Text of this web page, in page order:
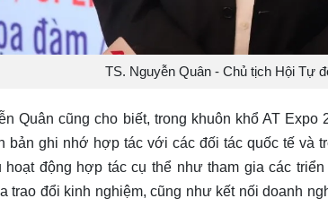
TS. Nguyễn Quân - Chủ tịch Hội Tự
Quân cũng cho biết, trong khuôn khổ AT
bản ghi nhớ hợp tác với các đối tác quốc tế và
hoạt động hợp tác cụ thể như tham gia các
trao đổi kinh nghiệm, cũng như kết nối doanh